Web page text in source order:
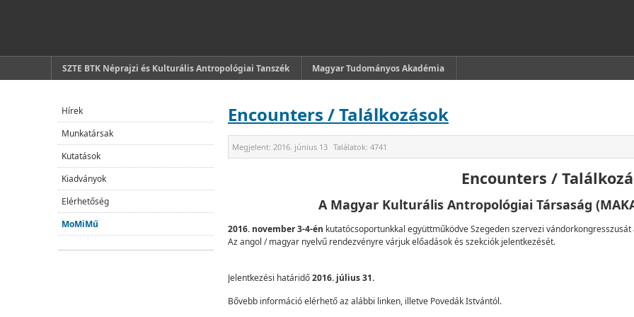
SZTE BTK Néprajzi és Kulturális Antropológiai Tanszék Magyar Tudományos Akadémia
Encounters / Találkozások
Megjelent: 2016. június 13 Találatok: 4741
Encounters /
A Magyar Kulturális Antropológiai Társaság
2016. november 3-4-én kutatócsoportunkkal együttműködve Szegeden szervezi
Az angol / magyar nyelvű rendezvényre várjuk előadások és szekciók jelentkezését.
Jelentkezési határidő2016. július 31.
Bővebb információ elérhető az alábbi linken, illetve Povedák Istvántól.
Hírek
Munkatársak
Kutatások
Kiadványok
Elérhetőség
MoMiMű